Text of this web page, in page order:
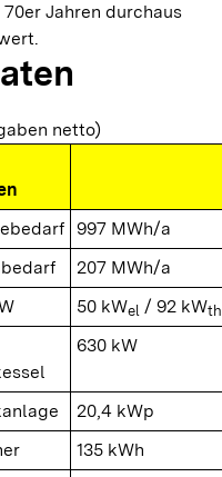
Jahren durchaus
netto)
997 MWh/a
207 MWh/a
50 kWel / 92 kWth
630 kW
20,4 kWp
135 kWh